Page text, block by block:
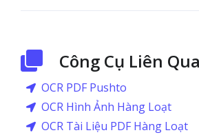
Công Cụ Liên
OCR PDF Pushto
OCR Hình Ảnh Hàng Loạt
OCR Tài Liệu PDF Hàng Loạt